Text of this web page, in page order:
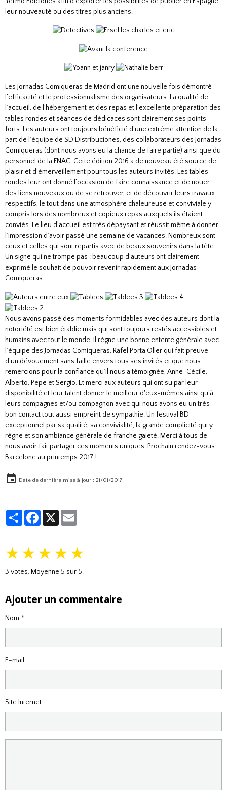
leur nouveauté ou des titres plus anciens.
Les Jornadas Comiqueras de Madrid ont une nouvelle fois démontré
l’efficacité et le professionnalisme des organisateurs. La qualité de
l’accueil, de l’hébergement et des repas et l’excellente préparation des
tables rondes et séances de dédicaces sont clairement ses points
forts. Les auteurs ont toujours bénéficié d’une extrême attention de la
part de l’équipe de SD Distribuciones, des collaborateurs des Jornadas
Comiqueras (dont nous avons eu la chance de faire partie) ainsi que du
personnel de la FNAC. Cette édition 2016 a de nouveau été source de
plaisir et d’émerveillement pour tous les auteurs invités. Les tables
rondes leur ont donné l’occasion de faire connaissance et de nouer
des liens nouveaux ou de se retrouver, et de découvrir leurs travaux
respectifs, le tout dans une atmosphère chaleureuse et conviviale y
compris lors des nombreux et copieux repas auxquels ils étaient
conviés. Le lieu d’accueil est très dépaysant et réussit même à donner
l’impression d’avoir passé une semaine de vacances. Nombreux sont
ceux et celles qui sont repartis avec de beaux souvenirs dans la tête.
Un signe qui ne trompe pas : beaucoup d’auteurs ont clairement
exprimé le souhait de pouvoir revenir rapidement aux Jornadas
Comiqueras.
Nous avons passé des moments formidables avec des auteurs dont la
notoriété est bien établie mais qui sont toujours restés accessibles et
humains avec tout le monde. Il règne une bonne entente générale avec
l’équipe des Jornadas Comiqueras, Rafel Porta Oller qui fait preuve
d’un dévouement sans faille envers tous ses invités et que nous
remercions pour la confiance qu’il nous a témoignée, Anne-Cécile,
Alberto, Pepe et Sergio. Et merci aux auteurs qui ont su par leur
disponibilité et leur talent donner le meilleur d'eux-mêmes ainsi qu’à
leurs compagnes et/ou compagnon avec qui nous avons eu un très
bon contact tout aussi empreint de sympathie. Un festival BD
exceptionnel par sa qualité, sa convivialité, la grande complicité qui y
règne et son ambiance générale de franche gaieté. Merci à tous de
nous avoir fait partager ces moments uniques. Prochain rendez-vous :
Barcelone au printemps 2017 !
Date de dernière mise à jour : 21/01/2017
PartagerFacebook
X
★ ★ ★ ★ ★
3 votes. Moyenne 5 sur 5.
Ajouter un commentaire
Nom
E-mail
Site Internet